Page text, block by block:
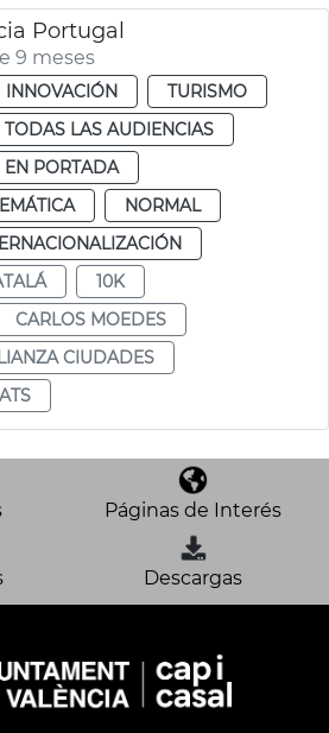
Portugal
9 meses
INNOVACIÓN
TURISMO
TODAS LAS AUDIENCIAS
EN PORTADA
NORMAL
10K
CARLOS MOEDES
CIUDADES
Páginas de Interés
Descargas